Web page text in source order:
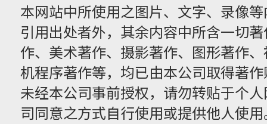
本网站中所使用之图片、文字、录像
引用出处者外，其余内容中所含一切
作、美术著作、摄影著作、图形著作
机程序著作等，均已由本公司取得著
未经本公司事前授权，请勿转贴于个
司同意之方式自行使用或提供他人使